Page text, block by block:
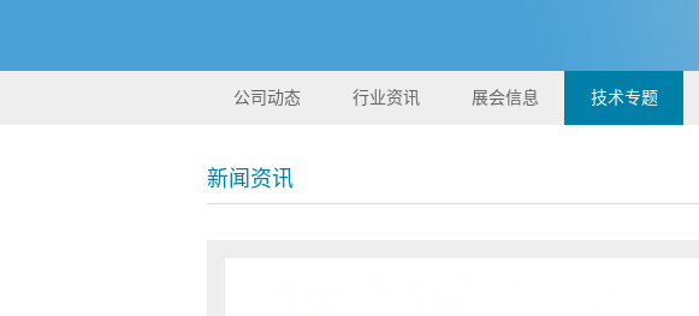
公司动态 行业资讯 展会信息 技术专题
新闻资讯